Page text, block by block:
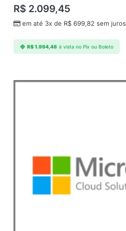
d
R$ 2.099,45
em até 3x de R$ 699,82 sem juros
R$1.994,48 à vista no Pix ou Boleto